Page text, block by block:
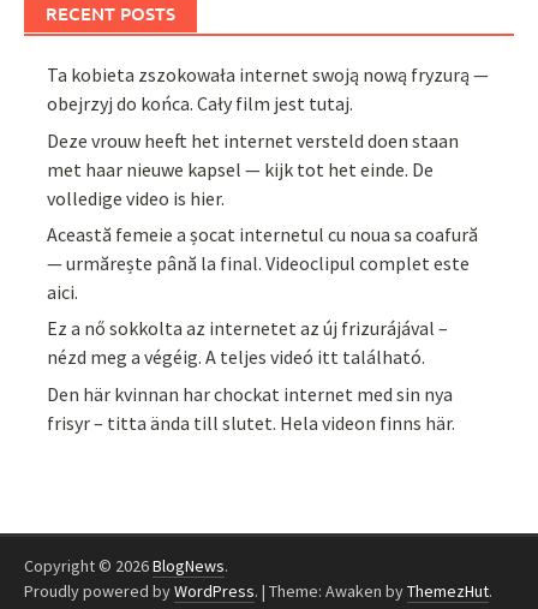
RECENT POSTS
Ta kobieta zszokowała internet swoją nową fryzurą —
obejrzyj do końca. Cały film jest tutaj.
Deze vrouw heeft het internet versteld doen staan
met haar nieuwe kapsel — kijk tot het einde. De
volledige video is hier.
Această femeie a șocat internetul cu noua sa coafură
— urmărește până la final. Videoclipul complet este
aici.
Ez a nő sokkolta az internetet az új frizurájával –
nézd meg a végéig. A teljes videó itt található.
Den här kvinnan har chockat internet med sin nya
frisyr – titta ända till slutet. Hela videon finns här.
Copyright © 2026BlogNews.
Proudly powered byWordPress. | Theme: Awaken byThemezHut.